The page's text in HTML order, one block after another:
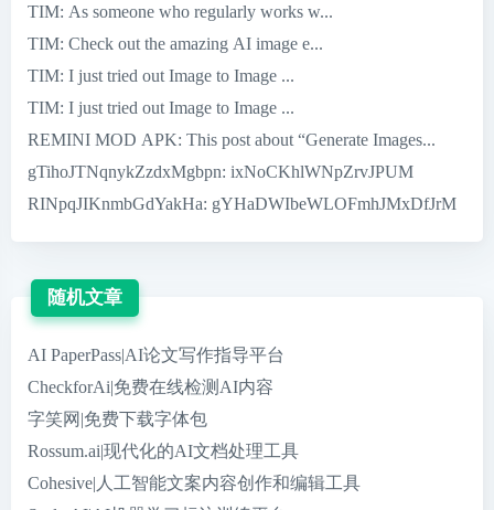
TIM: As someone who regularly works w...
TIM: Check out the amazing AI image e...
TIM: I just tried out Image to Image ...
TIM: I just tried out Image to Image ...
REMINI MOD APK: This post about “Generate Images...
gTihoJTNqnykZzdxMgbpn: ixNoCKhlWNpZrvJPUM
RINpqJIKnmbGdYakHa: gYHaDWIbeWLOFmhJMxDfJrM
随机文章
AI PaperPass|AI论文写作指导平台
CheckforAi|免费在线检测AI内容
字笑网|免费下载字体包
Rossum.ai|现代化的AI文档处理工具
Cohesive|人工智能文案内容创作和编辑工具